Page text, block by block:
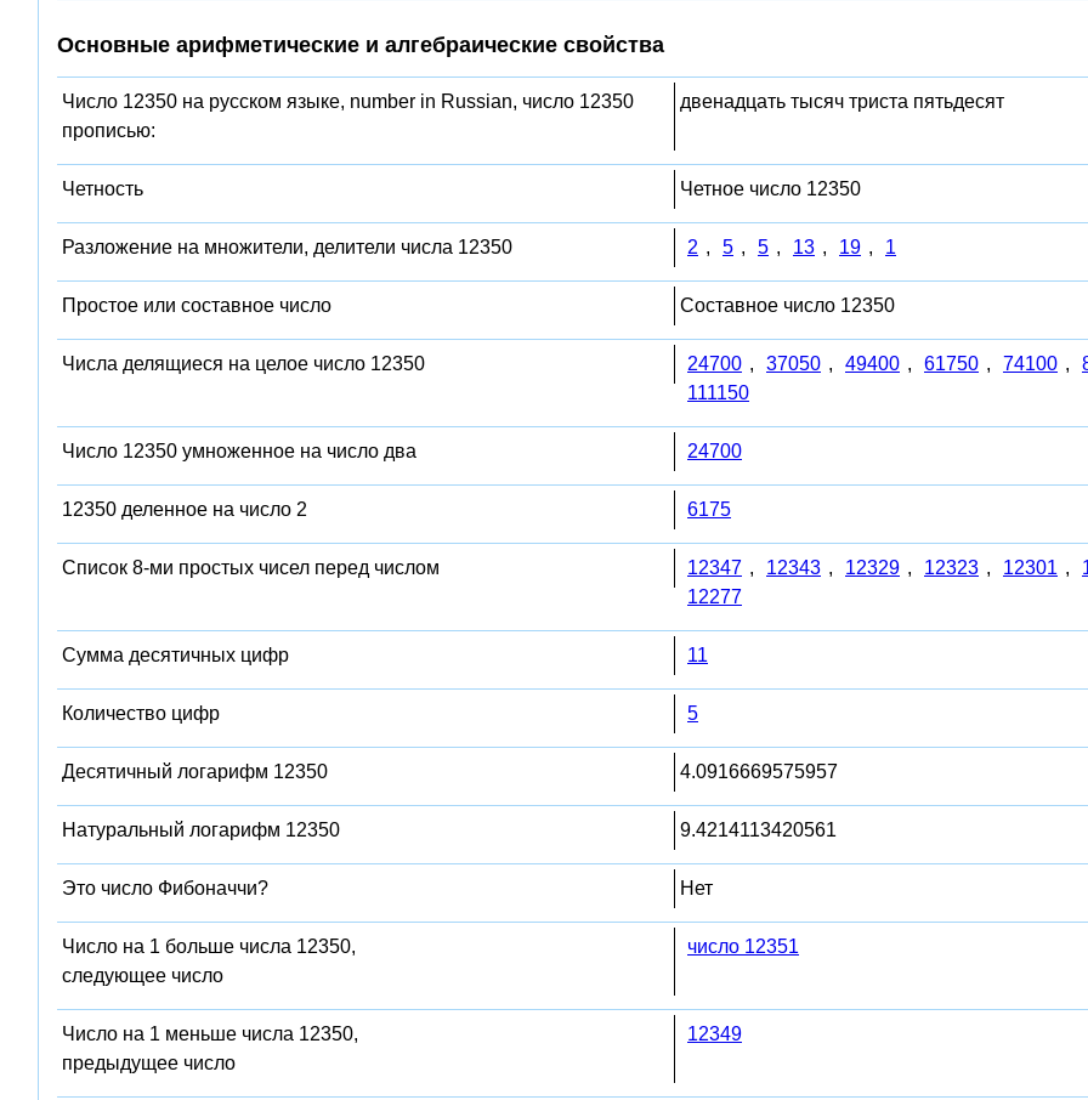
Основные арифметические и алгебраические свойства
Число 12350 на русском языке, number in Russian, число 12350
прописью:
двенадцать тысяч триста пятьдесят
Четность Четное число 12350
Разложение на множители, делители числа 12350 2 , 5 , 5 , 13 , 19 , 1
Простое или составное число Составное число 12350
Числа делящиеся на целое число 12350 24700 , 37050 , 49400 , 61750 , 74100 ,
111150
Число 12350 умноженное на число два 24700
12350 деленное на число 2 6175
Список 8-ми простых чисел перед числом 12347 , 12343 , 12329 , 12323 , 12301 ,
12277
Сумма десятичных цифр 11
Количество цифр 5
Десятичный логарифм 12350 4.0916669575957
Натуральный логарифм 12350 9.4214113420561
Это число Фибоначчи? Нет
Число на 1 больше числа 12350,
следующее число
число 12351
Число на 1 меньше числа 12350,
предыдущее число
12349